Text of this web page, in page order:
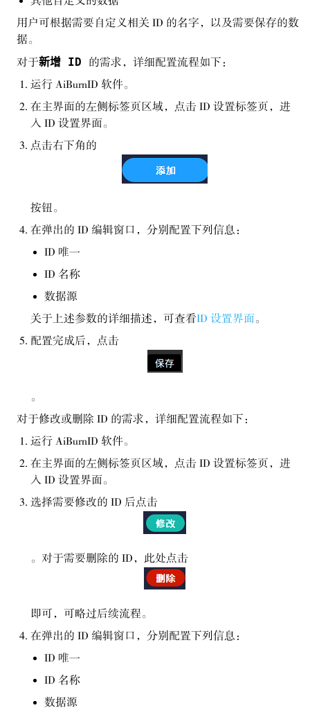
用户可根据需要自定义相关 ID 的名字，以及需要保存的数
据。
对于新增 ID 的需求，详细配置流程如下：
运行 AiBurnID 软件。
在主界面的左侧标签页区域，点击 ID 设置标签页，进
入 ID 设置界面。
点击右下角的
按钮。
在弹出的 ID 编辑窗口，分别配置下列信息：
ID 唯一
ID 名称
数据源
关于上述参数的详细描述，可查看ID 设置界面。
配置完成后，点击
。
对于修改或删除 ID 的需求，详细配置流程如下：
运行 AiBurnID 软件。
在主界面的左侧标签页区域，点击 ID 设置标签页，进
入 ID 设置界面。
选择需要修改的 ID 后点击
。对于需要删除的 ID，此处点击
即可，可略过后续流程。
在弹出的 ID 编辑窗口，分别配置下列信息：
ID 唯一
ID 名称
数据源